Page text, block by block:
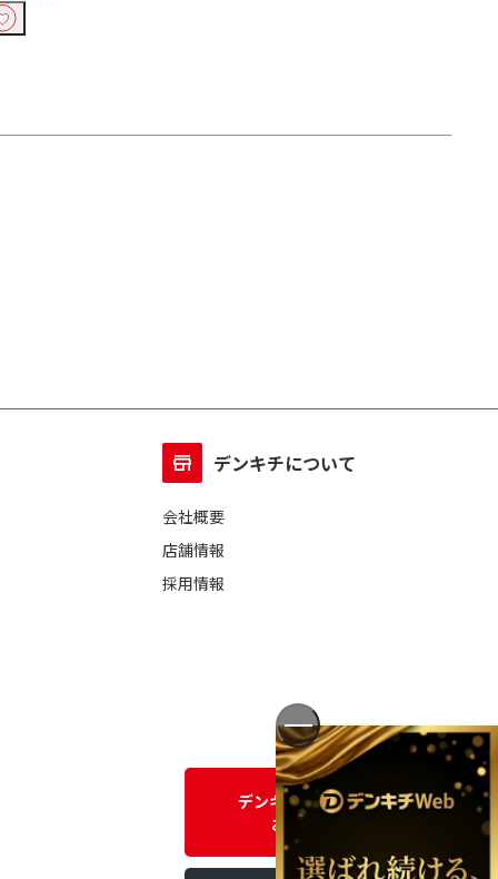
デンキチについて
会社概要
店舗情報
採用情報
デンキチWEBに関する
お問い合わせ